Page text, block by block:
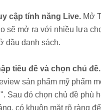
cập tính năng Live. Mở
sẽ mở ra với nhiều lựa
đầu danh sách.
tiêu đề và chọn chủ đề.
sản phẩm mỹ phẩm
Sau đó chọn chủ đề phù
có khuôn mặt rõ ràng